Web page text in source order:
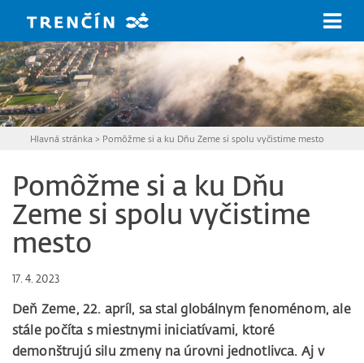
Hlavná stránka > Pomôžme si a ku Dňu Zeme si spolu vyčistime mesto
Pomôžme si a ku Dňu
Zeme si spolu vyčistime
mesto
17. 4. 2023
Deň Zeme, 22. apríl, sa stal globálnym fenoménom, ale
stále počíta s miestnymi iniciatívami, ktoré
demonštrujú silu zmeny na úrovni jednotlivca. Aj v